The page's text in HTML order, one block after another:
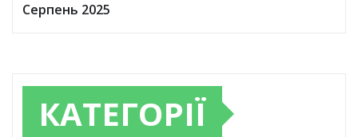
Серпень 2025
КАТЕГОРІЇ